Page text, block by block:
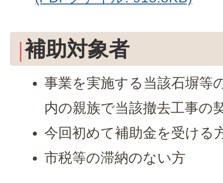
補助対象者
事業を実施する当該石塀等
内の親族で当該撤去工事の
今回初めて補助金を受ける
市税等の滞納のない方